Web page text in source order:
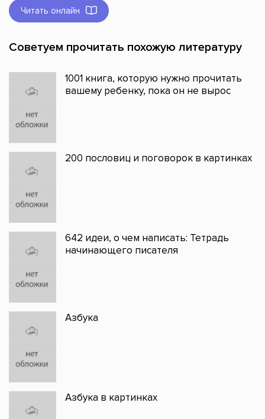
Читать онлайн
Советуем прочитать похожую литературу
1001 книга, которую нужно прочитать
вашему ребенку, пока он не вырос
200 пословиц и поговорок в картинках
642 идеи, о чем написать: Тетрадь
начинающего писателя
Азбука
Азбука в картинках